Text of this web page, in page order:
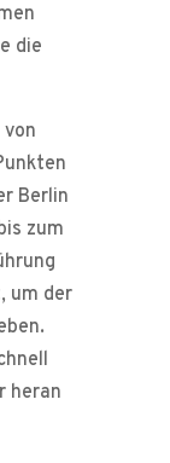
die
Berlin
zum
um der
heran